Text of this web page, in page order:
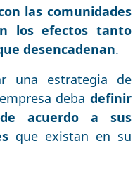
las comunidades
los efectos tanto
desencadenan.
una estrategia de
deba definir
acuerdo a sus
que existan en su